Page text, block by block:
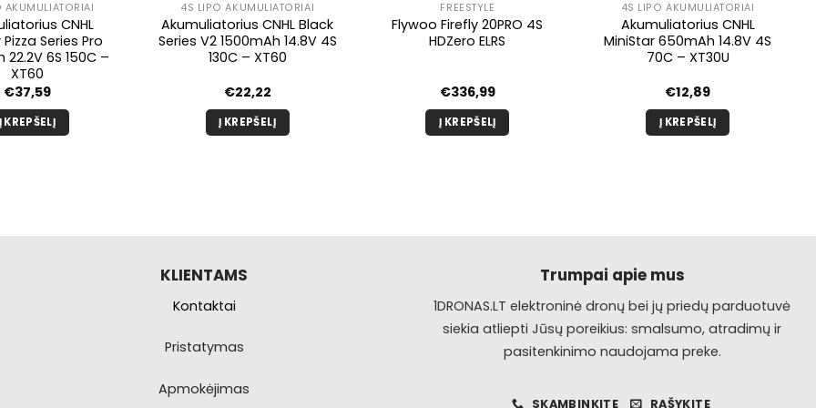
AKUMULIATORIAI
CNHL
Series Pro
22.2V 6S 150C –
XT60
€37,59
Į KREPŠELĮ
4S LIPO AKUMULIATORIAI
Akumuliatorius CNHL Black
Series V2 1500mAh 14.8V 4S
130C – XT60
€22,22
Į KREPŠELĮ
FREESTYLE
Flywoo Firefly 20PRO 4S
HDZero ELRS
€336,99
Į KREPŠELĮ
4S LIPO AKUMULIATORIAI
Akumuliatorius CNHL
MiniStar 650mAh 14.8V 4S
70C – XT30U
€12,89
Į KREPŠELĮ
KLIENTAMS
Kontaktai
Pristatymas
Apmokėjimas
Trumpai apie mus
1DRONAS.LT elektroninė dronų bei jų priedų parduotuvė
siekia atliepti Jūsų poreikius: smalsumo, atradimų ir
pasitenkinimo naudojama preke.
SKAMBINKITE RAŠYKITE